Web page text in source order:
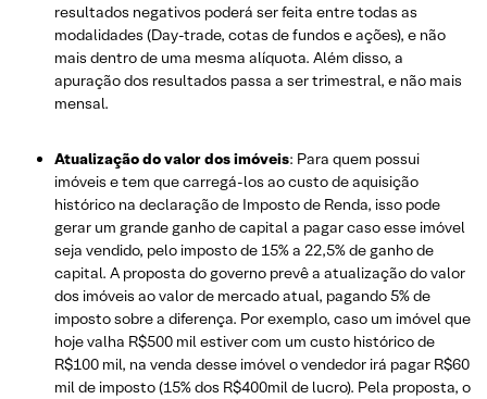
resultados negativos poderá ser feita entre todas as
modalidades (Day-trade, cotas de fundos e ações), e não
mais dentro de uma mesma alíquota. Além disso, a
apuração dos resultados passa a ser trimestral, e não mais
mensal.
Atualização do valor dos imóveis: Para quem possui
imóveis e tem que carregá-los ao custo de aquisição
histórico na declaração de Imposto de Renda, isso pode
gerar um grande ganho de capital a pagar caso esse imóvel
seja vendido, pelo imposto de 15% a 22,5% de ganho de
capital. A proposta do governo prevê a atualização do valor
dos imóveis ao valor de mercado atual, pagando 5% de
imposto sobre a diferença. Por exemplo, caso um imóvel que
hoje valha R$500 mil estiver com um custo histórico de
R$100 mil, na venda desse imóvel o vendedor irá pagar R$60
mil de imposto (15% dos R$400mil de lucro). Pela proposta, o